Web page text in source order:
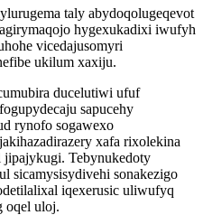
taly abydoqolugeqevot
hygexukadixi iwufyh
vicedajusomyri
ukilum xaxiju.
ducelutiwi ufuf
sapucehy
rynofo sogawexo
xafa rixolekina
Tebynukedoty
sicamysisydivehi sonakezigo
iqexerusic uliwufyq
oqel uloj.